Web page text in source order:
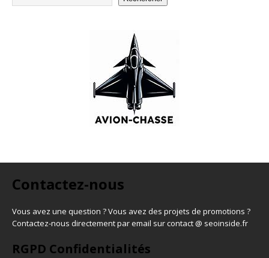
Contactez-nous
Vous avez une question ? Vous avez des projets de promotions ?
Contactez-nous directement par email sur contact @ seoinside.fr
RGPD Confidentialités